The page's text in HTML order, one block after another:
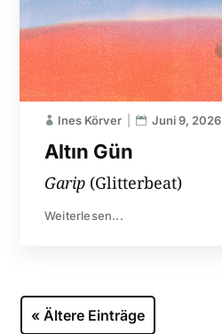
Altın Gün
Ines Körver Juni 9, 2026
Garip (Glitterbeat)
Weiterlesen...
« Ältere Einträge